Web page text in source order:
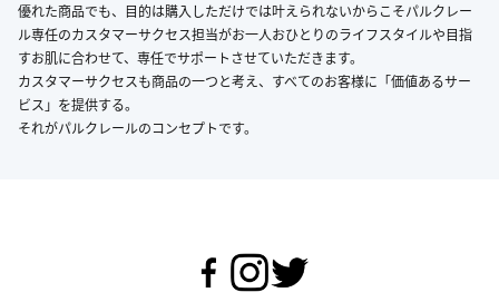
優れた商品でも、目的は購入しただけでは叶えられないからこそパルクレー
ル専任のカスタマーサクセス担当がお一人おひとりのライフスタイルや目指
すお肌に合わせて、専任でサポートさせていただきます。
カスタマーサクセスも商品の一つと考え、すべてのお客様に「価値あるサー
ビス」を提供する。
それがパルクレールのコンセプトです。